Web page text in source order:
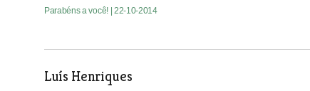
Parabéns a você! | 22-10-2014
Luís Henriques